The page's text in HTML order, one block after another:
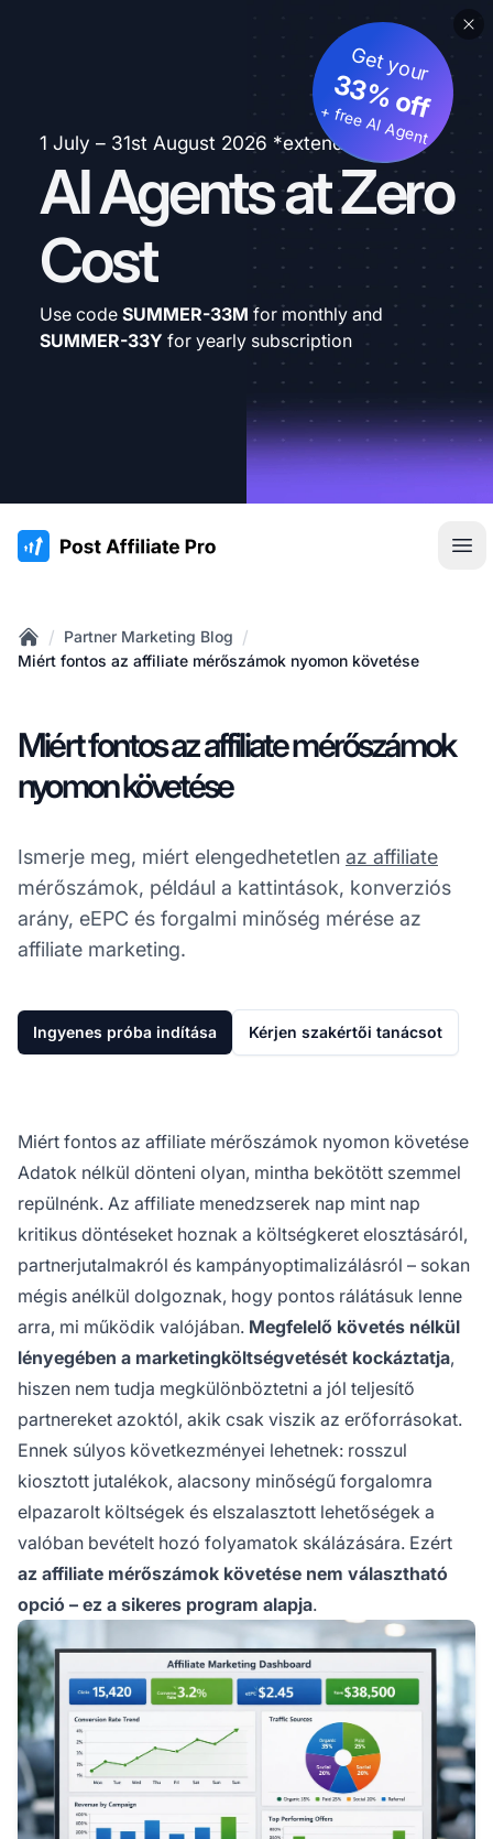
1 July – 31st August 2026 *extended
AI Agents at Zero
Cost
Get your
33% off
+ free AI Agent
Use code SUMMER-33M for monthly and
SUMMER-33Y for yearly subscription
:site.title
Home
/ Partner Marketing Blog /
Miért fontos az affiliate mérőszámok nyomon követése
Miért fontos az affiliate mérőszámok
nyomon követése
Ismerje meg, miért elengedhetetlen az affiliate
mérőszámok, például a kattintások, konverziós
arány, eEPC és forgalmi minőség mérése az
affiliate marketing.
Ingyenes próba indítása Kérjen szakértői tanácsot
Miért fontos az affiliate mérőszámok nyomon követése
Adatok nélkül dönteni olyan, mintha bekötött szemmel
repülnénk. Az affiliate menedzserek nap mint nap
kritikus döntéseket hoznak a költségkeret elosztásáról,
partnerjutalmakról és kampányoptimalizálásról – sokan
mégis anélkül dolgoznak, hogy pontos rálátásuk lenne
arra, mi működik valójában. Megfelelő követés nélkül
lényegében a marketingköltségvetését kockáztatja,
hiszen nem tudja megkülönböztetni a jól teljesítő
partnereket azoktól, akik csak viszik az erőforrásokat.
Ennek súlyos következményei lehetnek: rosszul
kiosztott jutalékok, alacsony minőségű forgalomra
elpazarolt költségek és elszalasztott lehetőségek a
valóban bevételt hozó folyamatok skálázására. Ezért
az affiliate mérőszámok követése nem választható
opció – ez a sikeres program alapja.